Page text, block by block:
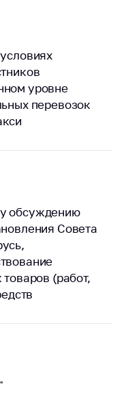
уровне
перевозок
обсуждению
Совета
(работ,